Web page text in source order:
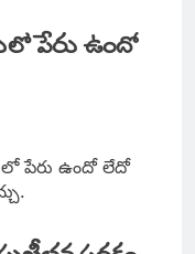
పేరు ఉందో
లో పేరు ఉందో లేదో